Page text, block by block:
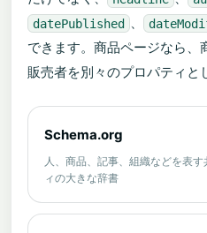
datePublished 、
できます。商品ページなら、
販売者を別々のプロパティと
Schema.org
人、商品、記事、組織などを表
ィの大きな辞書